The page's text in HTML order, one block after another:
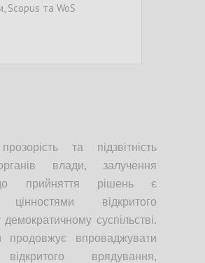
прозорість та підзвітність
влади, залучення
прийняття рішень є
відкритого
суспільстві.
продовжує впроваджувати
врядування,
Scopus та WoS